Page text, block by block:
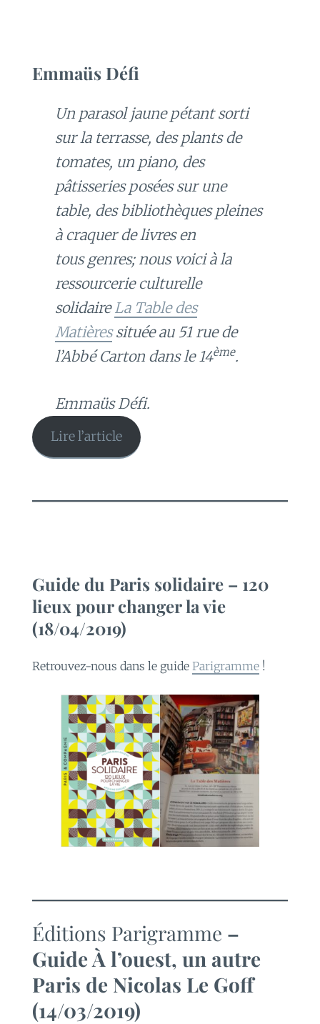
Emmaüs Défi
Un parasol jaune pétant sorti
sur la terrasse, des plants de
tomates, un piano, des
pâtisseries posées sur une
table, des bibliothèques pleines
à craquer de livres en
tous genres; nous voici à la
ressourcerie culturelle
solidaire La Table des
Matièressituée au 51 rue de
l’Abbé Carton dans le 14ème.
Emmaüs Défi.
Lire l’article
Guide du Paris solidaire – 120
lieux pour changer la vie
(18/04/2019)
Retrouvez-nous dans le guideParigramme !
Éditions Parigramme –
Guide À l’ouest, un autre
Paris de Nicolas Le Goff
(14/03/2019)